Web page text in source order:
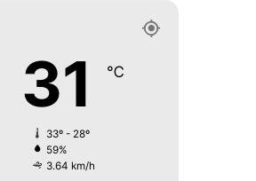
31 ℃
33º - 28º
59%
3.64 km/h